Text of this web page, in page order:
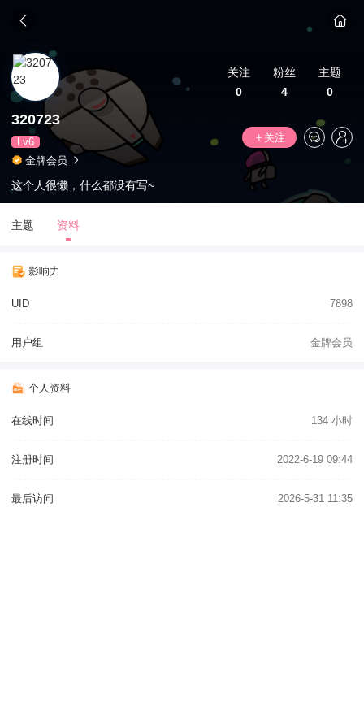
关注
0
粉丝
4
主题
0
320723
Lv6
关注
金牌会员
这个人很懒，什么都没有写~
主题 资料
影响力
UID 7898
用户组 金牌会员
个人资料
在线时间 134 小时
注册时间 2022-6-19 09:44
最后访问 2026-5-31 11:35